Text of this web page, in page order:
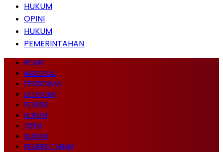
HUKUM
OPINI
HUKUM
PEMERINTAHAN
HOME
NASIONAL
PENDIDIKAN
EKONOMI
POLITIK
HUKUM
OPINI
HUKUM
PEMERINTAHAN